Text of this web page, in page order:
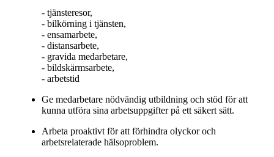
- tjänsteresor,
- bilkörning i tjänsten,
- ensamarbete,
- distansarbete,
- gravida medarbetare,
- bildskärmsarbete,
- arbetstid
Ge medarbetare nödvändig utbildning och stöd för att
kunna utföra sina arbetsuppgifter på ett säkert sätt.
Arbeta proaktivt för att förhindra olyckor och
arbetsrelaterade hälsoproblem.